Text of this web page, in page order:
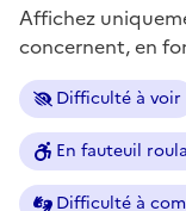
Affichez
concernent, en
Difficulté à voir
En fauteuil
Difficulté à